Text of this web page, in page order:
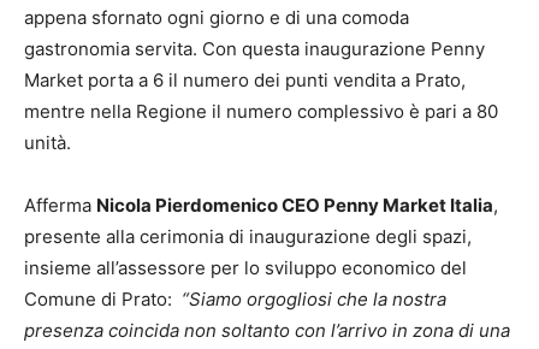
appena sfornato ogni giorno e di una comoda
gastronomia servita. Con questa inaugurazione Penny
Market porta a 6 il numero dei punti vendita a Prato,
mentre nella Regione il numero complessivo è pari a 80
unità.
Afferma Nicola Pierdomenico CEO Penny Market Italia,
presente alla cerimonia di inaugurazione degli spazi,
insieme all’assessore per lo sviluppo economico del
Comune di Prato: “Siamo orgogliosi che la nostra
presenza coincida non soltanto con l’arrivo in zona di una